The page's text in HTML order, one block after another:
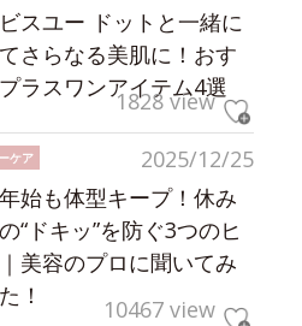
スユー ドットと一緒に
さらなる美肌に！おす
ラスワンアイテム4選
1828 view
2025/12/25
ケア
始も体型キープ！休み
“ドキッ”を防ぐ3つのヒ
美容のプロに聞いてみ
！
10467 view